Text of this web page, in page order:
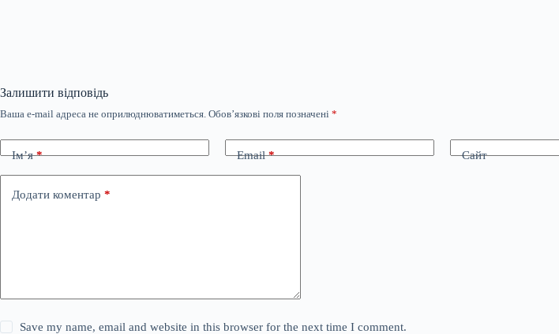
Залишити відповідь
Ваша e-mail адреса не оприлюднюватиметься. Обов’язкові поля позначені *
Ім’я* Email* Сайт
Додати коментар *
Save my name, email and website in this browser for the next time I comment.